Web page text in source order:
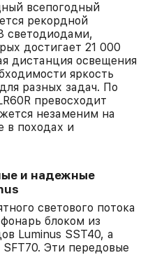
всепогодный
рекордной
светодиодами,
достигает 21 000
дистанция освещения
яркость
разных задач. По
превосходит
незаменим на
в походах и
и надежные
светового потока
блоком из
Luminus SST40, а
Эти передовые